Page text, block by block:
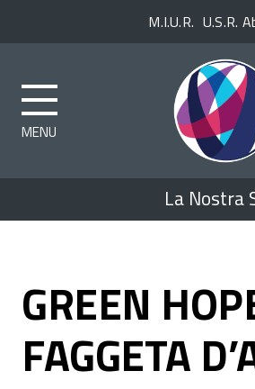
Enti
M.I.U.R. U.S.R.
menu
La Nostra
GREEN
FAGGETA